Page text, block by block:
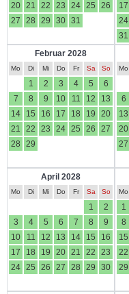
20 21 22 23 24 25
26
27
28 29 30 31
17
24
31
Februar 2028
Mo Di Mi Do Fr Sa So
1 2 3 4 5
6
7
8 9 10 11 12
13
14
15 16 17 18 19
20
21
22 23 24 25 26
27
28
29
Mo
6
13
20
27
April 2028
Mo Di Mi Do Fr Sa So
1
2
3
4 5 6 7 8
9
10
11 12 13 14 15
16
17
18 19 20 21 22
23
24 25 26 27 28 29 30
Mo
1
8
15
22
29